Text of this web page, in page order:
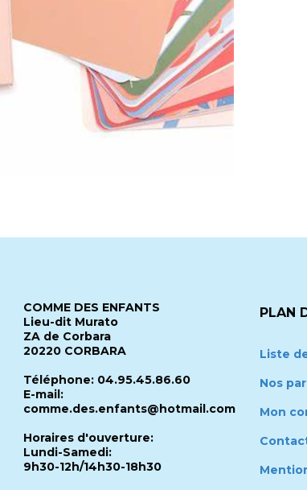
COMME DES ENFANTS
Lieu-dit Murato
ZA de Corbara
20220 CORBARA
Téléphone: 04.95.45.86.60
E-mail:
comme.des.enfants@hotmail.com
Horaires d'ouverture:
Lundi-Samedi:
9h30-12h/14h30-18h30
PLAN
Liste
Nos
Mon